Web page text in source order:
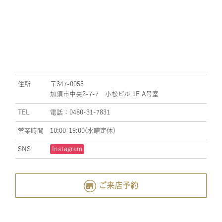
住所
〒347-0055
加須市中央2-7-7 小松ビル 1F A号室
TEL 電話：0480-31-7831
営業時間 10:00-19:00(水曜定休)
SNS Instagram
ご来店予約